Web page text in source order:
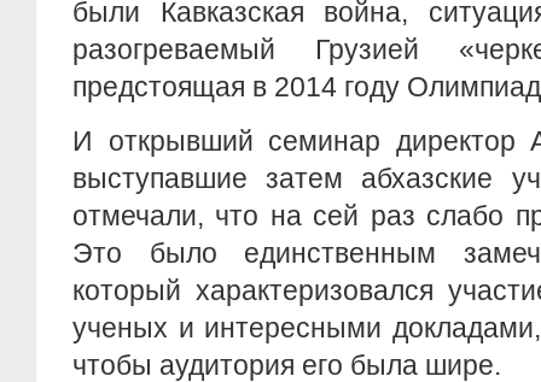
были Кавказская война,
разогреваемый Грузией
предстоящая в 2014 году
И открывший семинар
выступавшие затем абхазские
отмечали, что на сей раз слабо
Это было единственным
который характеризовался
ученых и интересными
чтобы аудитория его была шире.